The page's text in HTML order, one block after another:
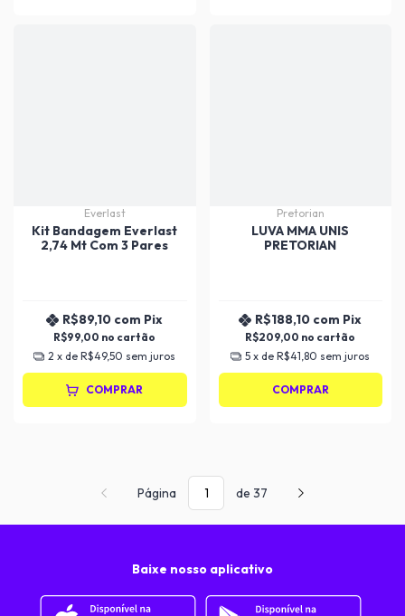
Everlast
Kit Bandagem Everlast
2,74 Mt Com 3 Pares
R$99,00
R$89,10 com Pix
2 x deR$49,50 sem juros
COMPRAR
Pretorian
LUVA MMA UNIS
PRETORIAN
R$209,00
R$188,10 com Pix
5 x deR$41,80 sem juros
COMPRAR
Página de 37
Baixe nosso aplicativo